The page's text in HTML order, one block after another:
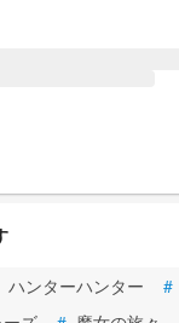
ハンターハンター #